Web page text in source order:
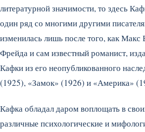
литературной значимости, то здесь
один ряд со многими другими
изменилась лишь после того, как Макс
Фрейда и сам известный романист,
Кафки из его неопубликованного
(1925), «Замок» (1926) и «Америка»
Кафка обладал даром воплощать в
различные психологические и